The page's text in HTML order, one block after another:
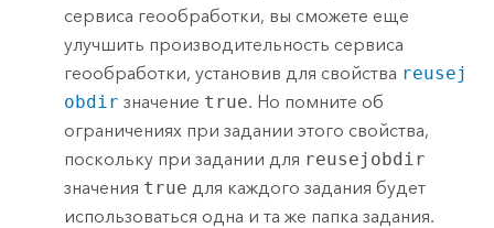
сервиса геообработки, вы сможете еще
улучшить производительность сервиса
геообработки, установив для свойства reusej
obdir значение true. Но помните об
ограничениях при задании этого свойства,
поскольку при задании для reusejobdir
значения true для каждого задания будет
использоваться одна и та же папка задания.